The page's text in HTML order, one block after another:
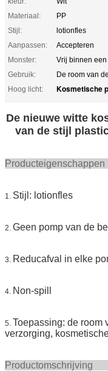
Materiaal:
PP
Stijl:
lotionfles
Aanpassen:
Accepteren
Monster:
Vrij binnen
Gebruik:
De room van
Hoog licht:
Kosmetische
De nieuwe witte
van de stijl
1. Stijl: lotionfles
2. Geen pomp van de
3. Reducafval in elke
4. Non-spill
5. Toepassing: de room
verzorging,